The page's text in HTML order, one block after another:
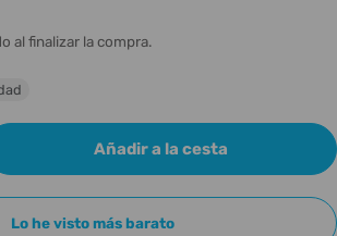
al finalizar la compra.
para Moog Mother Patch
cantidad para Moog
Añadir a la cesta
Lo he visto más barato